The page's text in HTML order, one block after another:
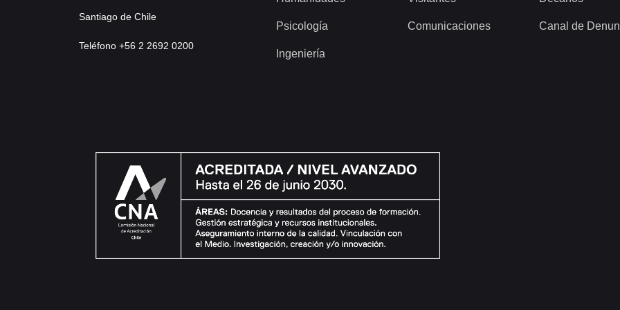
Santiago de Chile
Teléfono +56 2 2692 0200
Psicología
Ingeniería
Comunicaciones Canal de